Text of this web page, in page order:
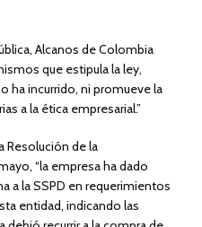
Alcanos de Colombia
que estipula la ley,
ha incurrido, ni promueve la
a la ética empresarial.”
Resolución de la
“la empresa ha dado
a la SSPD en requerimientos
entidad, indicando las